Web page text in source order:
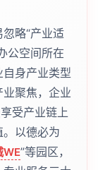
略“产业适
公空间所在
身产业类型
聚焦，企业
受产业链上
以德必为
WE”等园区，